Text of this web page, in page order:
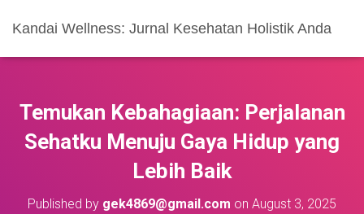
Kandai Wellness: Jurnal Kesehatan Holistik Anda
Temukan Kebahagiaan: Perjalanan
Sehatku Menuju Gaya Hidup yang
Lebih Baik
Published by gek4869@gmail.com on August 3, 2025